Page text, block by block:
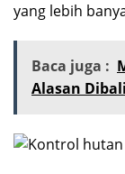
yang lebih
Baca juga :
Alasan